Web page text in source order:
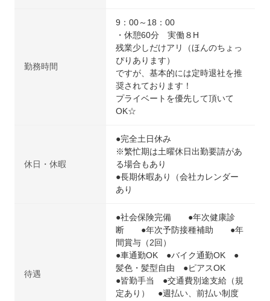
勤務時間
9：00～18：00
・休憩60分 実働８H
残業少しだけアリ（ほんのちょっ
ぴりあります）
ですが、基本的には定時退社を推
奨されております！
プライベートを優先して頂いて
OK☆
休日・休暇
●完全土日休み
※繁忙期は土曜休日出勤要請があ
る場合もあり
●長期休暇あり（会社カレンダー
あり
待遇
●社会保険完備 ●年次健康診
断 ●年次予防接種補助 ●年
間賞与（2回）
●車通勤OK ●バイク通勤OK ●
髪色・髪型自由 ●ピアスOK
●皆勤手当 ●交通費別途支給（規
定あり） ●週払い、前払い制度